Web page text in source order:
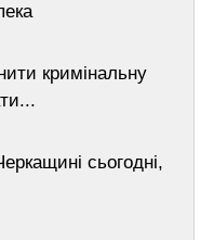
кримінальну
сьогодні,